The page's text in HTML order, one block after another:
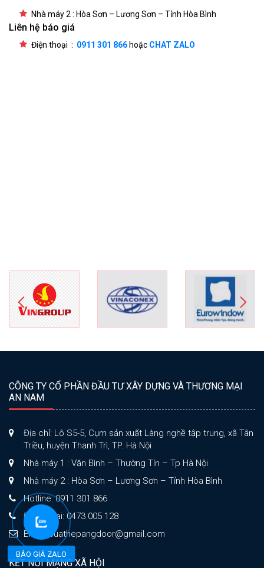
Nhà máy 2 : Hòa Sơn – Lương Sơn – Tỉnh Hòa Bình
Liên hệ báo giá
Điện thoại : 0911 301 866 hoặc CHAT ZALO
CÔNG TY CỔ PHẦN ĐẦU TƯ XÂY DỰNG VÀ THƯƠNG MẠI
AN NAM
Địa chỉ: Lô S5-5, Cụm sản xuất Làng nghề tập trung, xã Tân
Triều, huyện Thanh Trì, TP. Hà Nội
Nhà máy 1 : Văn Bình – Thường Tín – Tp Hà Nội
Nhà máy 2 : Hòa Sơn – Lương Sơn – Tỉnh Hòa Bình
Hotline: 0911 301 866
Điện thoại: 0473 005 128
Email: cuathepangdoor@gmail.com
KẾT NỐI MẠNG XÃ HỘI
BÁO GIÁ ZALO